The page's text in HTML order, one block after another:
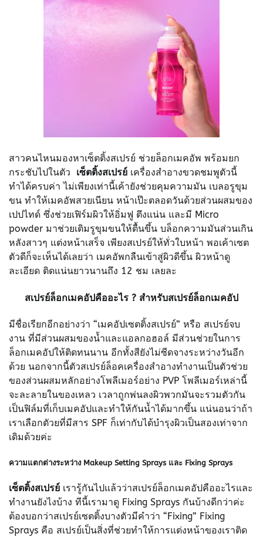
สาวคนไหนมองหาเซ็ตติ้งสเปรย์ ช่วยล็อกเมคอัพ พร้อมยก
กระชับไปในตัว เซ็ตติ้งสเปรย์ เครื่องสำอางขวดชมพูตัวนี้
ทำได้ครบค่า ไม่เพียงเท่านี้เค้ายังช่วยคุมความมัน เบลอรูขุม
ขน ทำให้เมคอัพสวยเนียน หน้าเป๊ะตลอดวันด้วยส่วนผสมของ
เปปไทด์ ซึ่งช่วยเฟิร์มผิวให้อิ่มฟู ตึงแน่น และมี Micro
powder มาช่วยเติมรูขุมขนให้ตื้นขึ้น บล็อกความมันส่วนเกิน
หลังสาวๆ แต่งหน้าเสร็จ เพียงสเปรย์ให้ทั่วใบหน้า พอเค้าเซต
ตัวดีก็จะเห็นได้เลยว่า เมคอัพกลืนเข้าสู่ผิวดีขึ้น ผิวหน้าดู
ละเอียด ติดแน่นยาวนานถึง 12 ชม เลยละ
สเปรย์ล็อกเมคอัปคืออะไร ? สำหรับสเปรย์ล็อกเมคอัป
มีชื่อเรียกอีกอย่างว่า “เมคอัปเซตติ้งสเปรย์” หรือ สเปรย์จบ
งาน ที่มีส่วนผสมของน้ำและแอลกอฮอล์ มีส่วนช่วยในการ
ล็อกเมคอัปให้ติดทนนาน อีกทั้งสียังไม่ซีดจางระหว่างวันอีก
ด้วย นอกจากนี้ตัวสเปรย์ล็อคเครื่องสำอางทำงานเป็นตัวช่วย
ของส่วนผสมหลักอย่างโพลีเมอร์อย่าง PVP โพลีเมอร์เหล่านี้
จะละลายในของเหลว เวลาถูกพ่นลงผิวพวกมันจะรวมตัวกัน
เป็นฟิล์มที่เก็บเมคอัปและทำให้กันน้ำได้มากขึ้น แน่นอนว่าถ้า
เราเลือกตัวยที่มีสาร SPF ก็เท่ากับได้บำรุงผิวเป็นสองเท่าจาก
เดิมด้วยค่ะ
ความแตกต่างระหว่าง Makeup Setting Sprays และ Fixing Sprays
เซ็ตติ้งสเปรย์ เรารู้กันไปแล้วว่าสเปรย์ล็อกเมคอัปคืออะไรและ
ทำงานยังไงบ้าง ทีนี้เรามาดู Fixing Sprays กันบ้างดีกว่าค่ะ
ต้องบอกว่าสเปรย์เซตติ้งบางตัวมีคำว่า “Fixing” Fixing
Sprays คือ สเปรย์เป็นสิ่งที่ช่วยทำให้การแต่งหน้าของเราติด